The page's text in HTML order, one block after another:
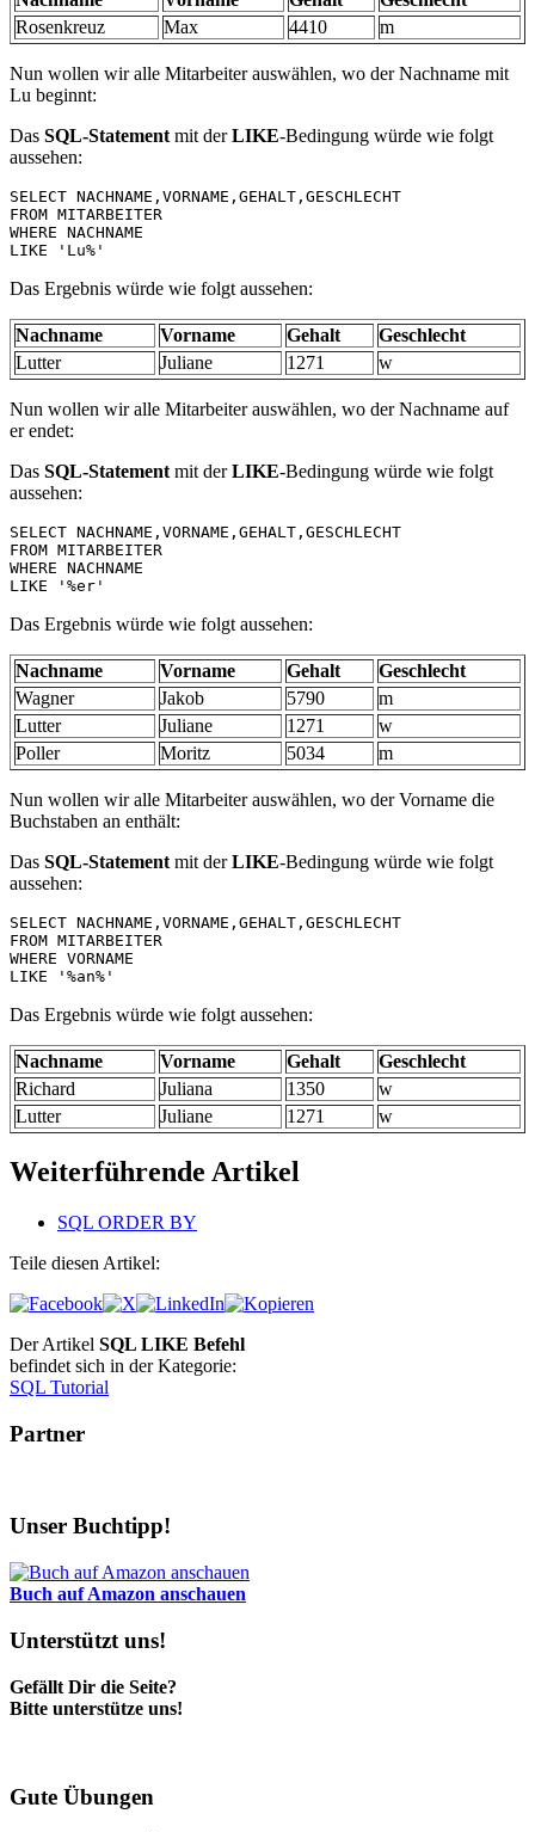
Rosenkreuz
Max 4410 m
Nun wollen wir alle Mitarbeiter auswählen, wo der Nachname mit
Lu beginnt:
Das SQL-Statement mit derLIKE-Bedingung würde wie folgt
aussehen:
SELECT NACHNAME,VORNAME,GEHALT,GESCHLECHT
FROM MITARBEITER
WHERE NACHNAME
LIKE 'Lu%'
Das Ergebnis würde wie folgt aussehen:
Nachname Vorname Gehalt
Geschlecht
Lutter
Juliane 1271 w
Nun wollen wir alle Mitarbeiter auswählen, wo der Nachname auf
er endet:
Das SQL-Statement mit derLIKE-Bedingung würde wie folgt
aussehen:
SELECT NACHNAME,VORNAME,GEHALT,GESCHLECHT
FROM MITARBEITER
WHERE NACHNAME
LIKE '%er'
Das Ergebnis würde wie folgt aussehen:
Nachname Vorname Gehalt
Geschlecht
Wagner
Jakob 5790
m
Lutter
Juliane 1271
w
Poller
Moritz 5034 m
Nun wollen wir alle Mitarbeiter auswählen, wo der Vorname die
Buchstaben an enthält:
Das SQL-Statement mit derLIKE-Bedingung würde wie folgt
aussehen:
SELECT NACHNAME,VORNAME,GEHALT,GESCHLECHT
FROM MITARBEITER
WHERE VORNAME
LIKE '%an%'
Das Ergebnis würde wie folgt aussehen:
Nachname Vorname Gehalt
Geschlecht
Richard
Juliana 1350
w
Lutter
Juliane 1271 w
Weiterführende Artikel
SQL ORDER BY
Teile diesen Artikel:
Der Artikel SQL LIKE Befehl
befindet sich in der Kategorie:
SQL Tutorial
Partner
Unser Buchtipp!
Buch auf Amazon anschauen
Unterstützt uns!
Gefällt Dir die Seite?
Bitte unterstütze uns!
Gute Übungen